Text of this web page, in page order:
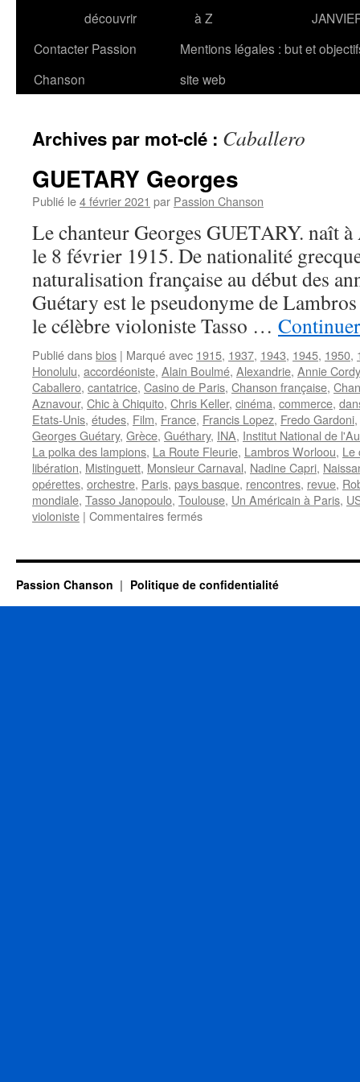
découvrir
à Z
Contacter Passion
Chanson
Mentions légales : but et
site web
Archives par mot-clé : Caballero
GUETARY Georges
Publié le4 février 2021 par Passion Chanson
Le chanteur Georges GUETARY. naît
le 8 février 1915. De nationalité
naturalisation française au début des
Guétary est le pseudonyme de
le célèbre violoniste Tasso …
Publié dansbios | Marqué avec 1915, 1937, 1943, 1945, 1950,
Honolulu, accordéoniste, Alain Boulmé, Alexandrie, Annie Cordy
Caballero, cantatrice, Casino de Paris, Chanson française,
Aznavour, Chic à Chiquito, Chris Keller, cinéma, commerce,
Etats-Unis, études, Film, France, Francis Lopez, Fredo Gardoni,
Georges Guétary, Grèce, Guéthary, INA, Institut National de
La polka des lampions, La Route Fleurie, Lambros Worloou, Le
libération, Mistinguett, Monsieur Carnaval, Nadine Capri,
opérettes, orchestre, Paris, pays basque, rencontres, revue,
mondiale, Tasso Janopoulo, Toulouse, Un Américain à Paris,
violoniste | Commentaires ferméssur
Passion Chanson Politique de confidentialité